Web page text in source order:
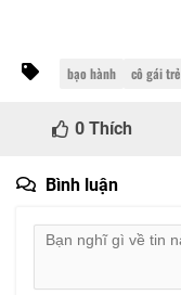
bạo hành cô gái trẻ
0 Thích
Bình luận